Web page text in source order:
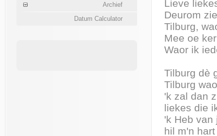
Archief
Datum Calculator
Lieve
Deurom
Tilburg,
Mee oe
Waor ik
Tilburg dè
Tilburg
'k zal dan
liekes die
'k Heb van
hil m'n